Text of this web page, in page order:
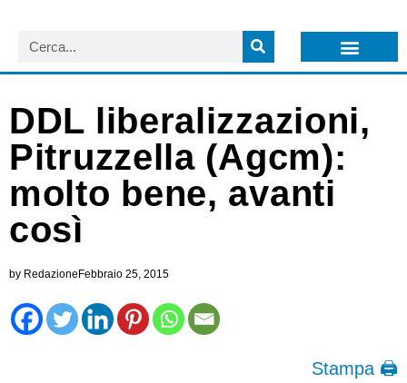
DDL liberalizzazioni,
Pitruzzella (Agcm):
molto bene, avanti
così
by Redazione Febbraio 25, 2015
Stampa 🖨